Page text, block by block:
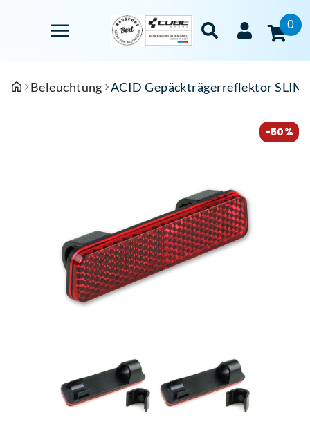
0
Beleuchtung ACID Gepäckträgerreflektor SLIM
-50%